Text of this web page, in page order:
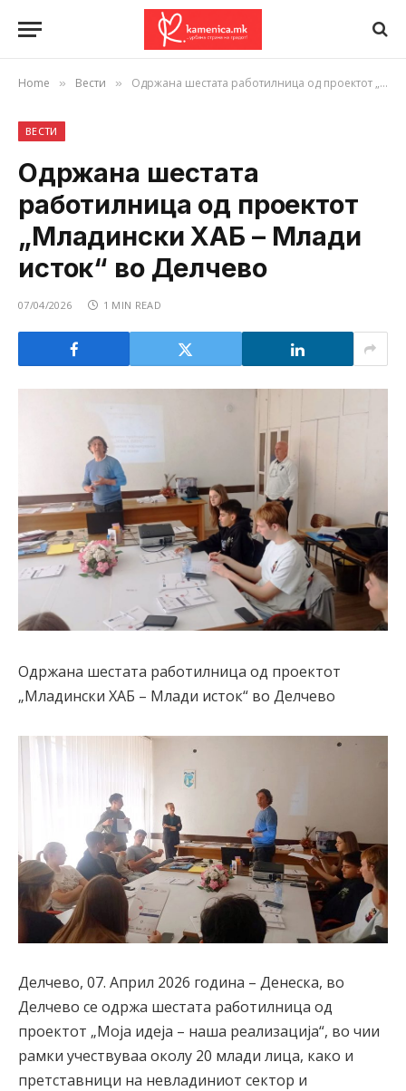
Home » Вести » Одржана шестата работилница од проектот „Младински ХАБ – Млади исток“ во Делчево
ВЕСТИ
Одржана шестата
работилница од проектот
„Младински ХАБ – Млади
исток“ во Делчево
07/04/2026 1 MIN READ
Одржана шестата работилница од проектот
„Младински ХАБ – Млади исток“ во Делчево
Делчево, 07. Април 2026 година – Денеска, во
Делчево се одржа шестата работилница од
проектот „Моја идеја – наша реализација“, во чии
рамки учествуваа околу 20 млади лица, како и
претставници на невладиниот сектор и